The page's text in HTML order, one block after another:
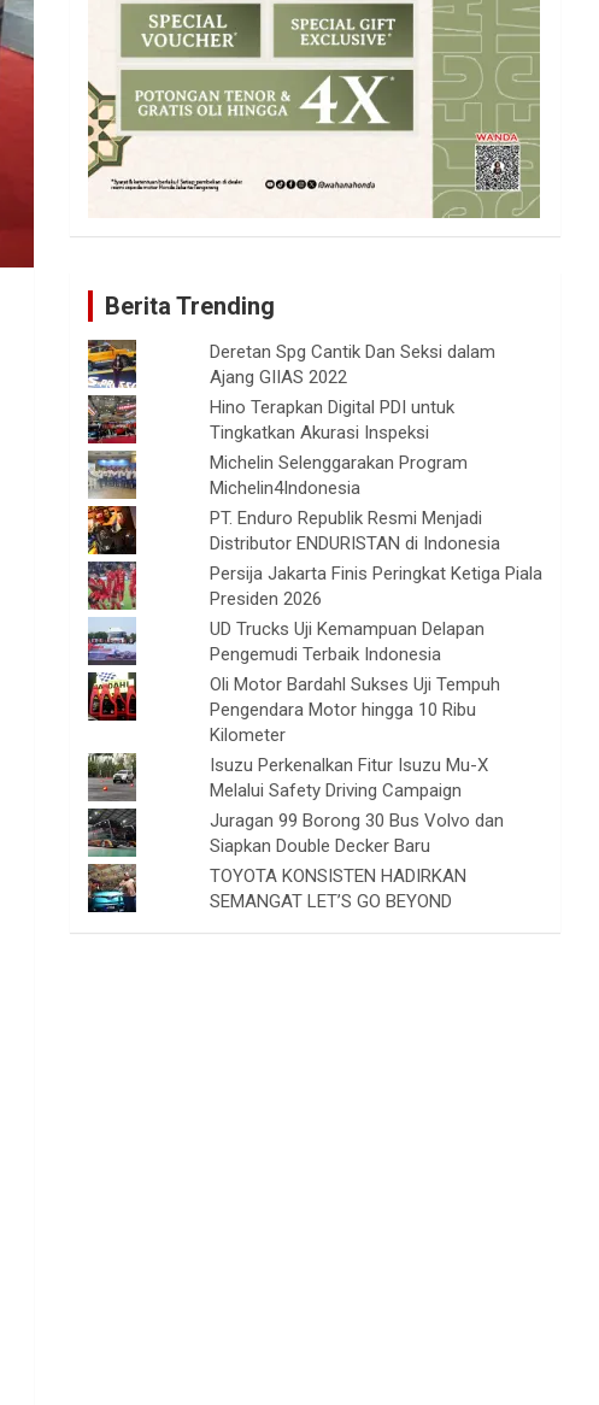
Berita Trending
Deretan Spg Cantik Dan Seksi dalam
Ajang GIIAS 2022
Hino Terapkan Digital PDI untuk
Tingkatkan Akurasi Inspeksi
Michelin Selenggarakan Program
Michelin4Indonesia
PT. Enduro Republik Resmi Menjadi
Distributor ENDURISTAN di Indonesia
Persija Jakarta Finis Peringkat Ketiga Piala
Presiden 2026
UD Trucks Uji Kemampuan Delapan
Pengemudi Terbaik Indonesia
Oli Motor Bardahl Sukses Uji Tempuh
Pengendara Motor hingga 10 Ribu
Kilometer
Isuzu Perkenalkan Fitur Isuzu Mu-X
Melalui Safety Driving Campaign
Juragan 99 Borong 30 Bus Volvo dan
Siapkan Double Decker Baru
TOYOTA KONSISTEN HADIRKAN
SEMANGAT LET’S GO BEYOND